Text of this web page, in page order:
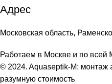
Адрес
Московская область,
Работаем в Москве и по всей
© 2024. Aquaseptik-M: монтаж
разумную стоимость